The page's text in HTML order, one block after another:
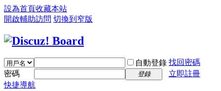
設為首頁收藏本站
開啟輔助訪問 切換到窄版
自動登錄 找回密碼
密碼
登錄
立即註冊
快捷導航